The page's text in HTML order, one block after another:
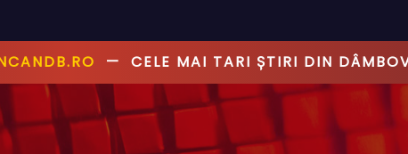
—PRIMUL CU ȘTIREA, PRIMUL CU